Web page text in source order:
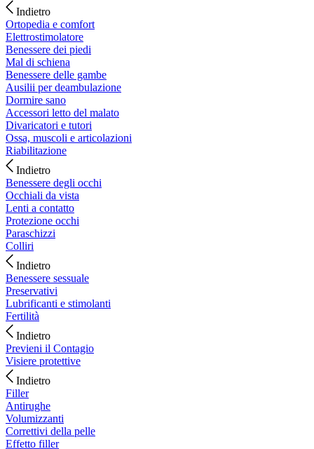
Indietro
Ortopedia e comfort
Elettrostimolatore
Benessere dei piedi
Mal di schiena
Benessere delle gambe
Ausilii per deambulazione
Dormire sano
Accessori letto del malato
Divaricatori e tutori
Ossa, muscoli e articolazioni
Riabilitazione
Indietro
Benessere degli occhi
Occhiali da vista
Lenti a contatto
Protezione occhi
Paraschizzi
Colliri
Indietro
Benessere sessuale
Preservativi
Lubrificanti e stimolanti
Fertilità
Indietro
Previeni il Contagio
Visiere protettive
Indietro
Filler
Antirughe
Volumizzanti
Correttivi della pelle
Effetto filler